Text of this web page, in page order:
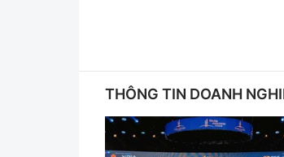
THÔNG TIN DOANH